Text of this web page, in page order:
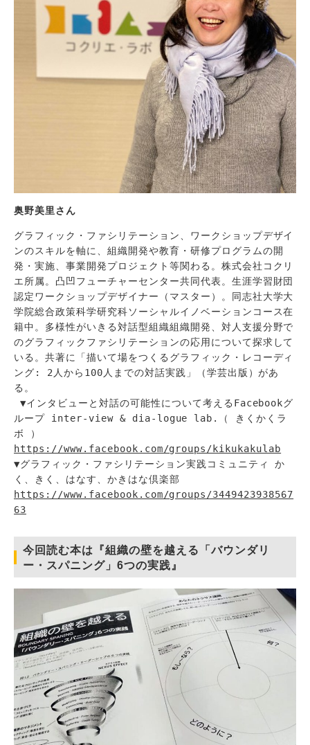
奥野美里さん
グラフィック・ファシリテーション、ワークショップデザイ
ンのスキルを軸に、組織開発や教育・研修プログラムの開
発・実施、事業開発プロジェクト等関わる。株式会社コクリ
エ所属。凸凹フューチャーセンター共同代表。生涯学習財団
認定ワークショップデザイナー（マスター）。同志社大学大
学院総合政策科学研究科ソーシャルイノベーションコース在
籍中。多様性がいきる対話型組織組織開発、対人支援分野で
のグラフィックファシリテーションの応用について探求して
いる。共著に「描いて場をつくるグラフィック・レコーディ
ング: 2人から100人までの対話実践」（学芸出版）があ
る。
ループ inter-view & dia-logue lab.（ きくかくラ
https://www.facebook.com/groups/kikukakulab
▼グラフィック・ファシリテーション実践コミュニティ か
https://www.facebook.com/groups/3449423938567
63
今回読む本は『組織の壁を越える「バウンダリ
ー・スパニング」6つの実践』